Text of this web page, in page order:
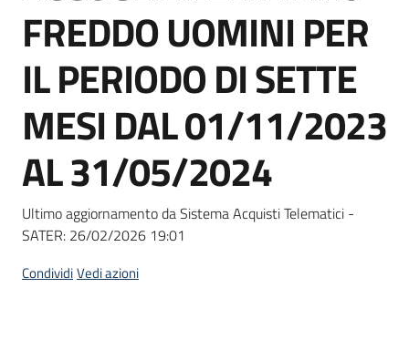
FREDDO UOMINI PER
IL PERIODO DI SETTE
MESI DAL 01/11/2023
AL 31/05/2024
Ultimo aggiornamento da Sistema Acquisti Telematici -
SATER: 26/02/2026 19:01
CondividiVedi azioni